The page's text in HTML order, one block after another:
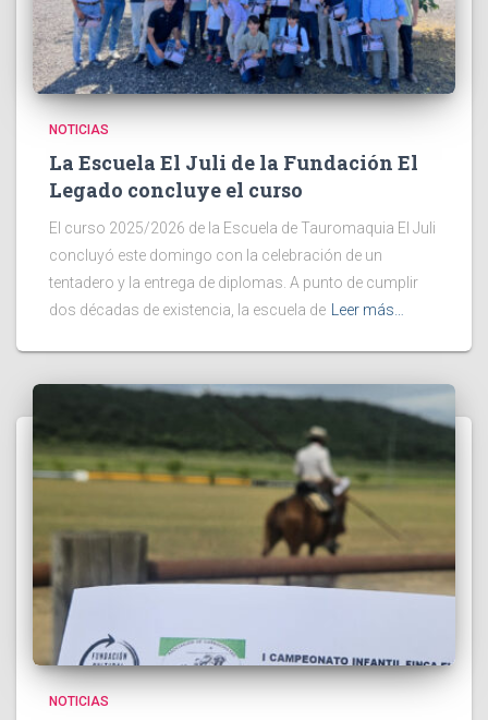
NOTICIAS
La Escuela El Juli de la Fundación El
Legado concluye el curso
El curso 2025/2026 de la Escuela de Tauromaquia El Juli
concluyó este domingo con la celebración de un
tentadero y la entrega de diplomas. A punto de cumplir
dos décadas de existencia, la escuela de Leer más…
NOTICIAS